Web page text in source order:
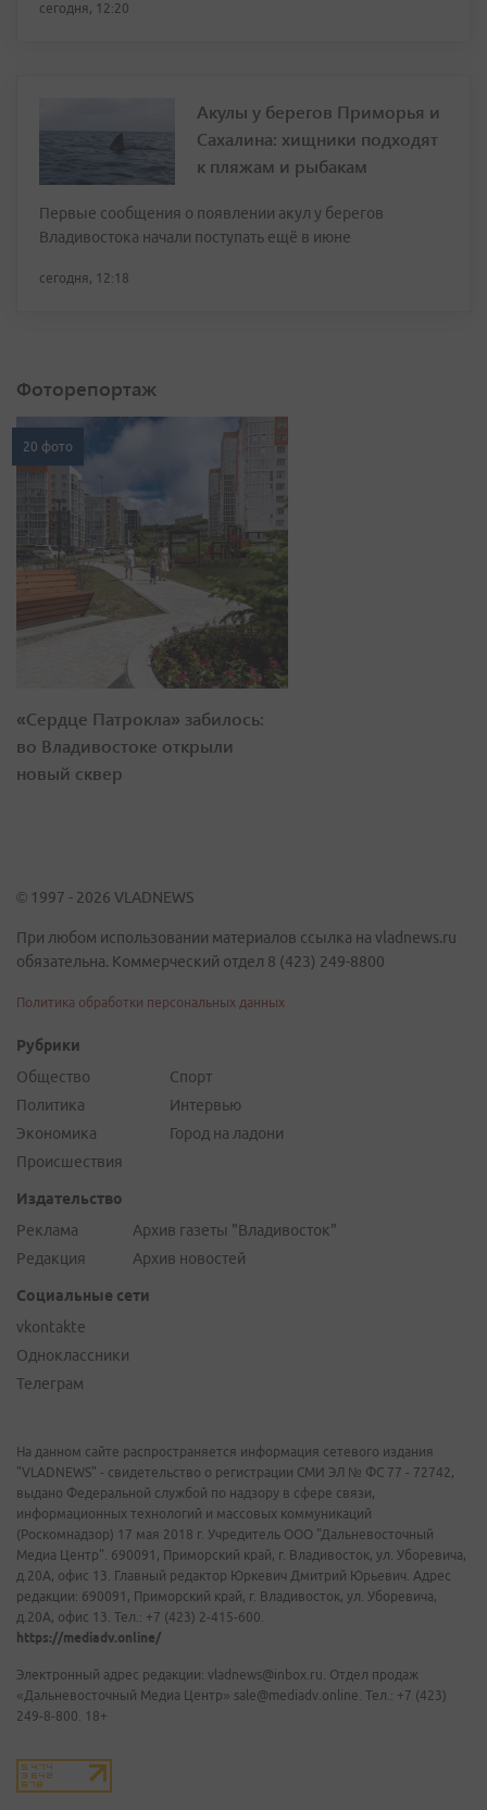
сегодня, 12:20
Акулы у берегов Приморья и
Сахалина: хищники подходят
к пляжам и рыбакам
Первые сообщения о появлении акул у берегов
Владивостока начали поступать ещё в июне
сегодня, 12:18
Фоторепортаж
20 фото
«Сердце Патрокла» забилось:
во Владивостоке открыли
новый сквер
© 1997 - 2026 VLADNEWS
При любом использовании материалов ссылка на vladnews.ru
обязательна. Коммерческий отдел 8 (423) 249-8800
Политика обработки персональных данных
Рубрики
Общество
Политика
Экономика
Происшествия
Спорт
Интервью
Город на ладони
Издательство
Реклама
Редакция
Архив газеты "Владивосток"
Архив новостей
Социальные сети
vkontakte
Одноклассники
Телеграм
На данном сайте распространяется информация сетевого издания
"VLADNEWS" - свидетельство о регистрации СМИ ЭЛ № ФС 77 - 72742,
выдано Федеральной службой по надзору в сфере связи,
информационных технологий и массовых коммуникаций
(Роскомнадзор) 17 мая 2018 г. Учредитель ООО "Дальневосточный
Медиа Центр". 690091, Приморский край, г. Владивосток, ул. Уборевича,
д.20А, офис 13. Главный редактор Юркевич Дмитрий Юрьевич. Адрес
редакции: 690091, Приморский край, г. Владивосток, ул. Уборевича,
д.20А, офис 13. Тел.: +7 (423) 2-415-600.
https://mediadv.online/
Электронный адрес редакции: vladnews@inbox.ru. Отдел продаж
«Дальневосточный Медиа Центр» sale@mediadv.online. Тел.: +7 (423)
249-8-800. 18+